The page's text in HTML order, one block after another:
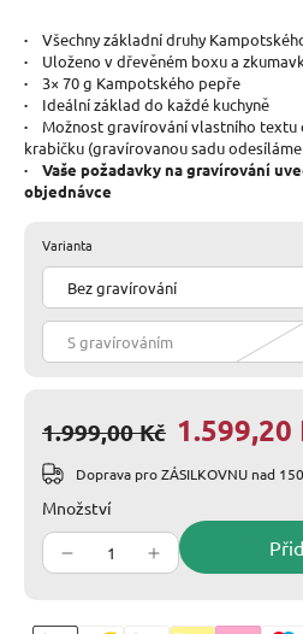
·
Všechny základní druhy
·
Uloženo v dřevěném boxu a
·
3× 70 g Kampotského pepře
·
Ideální základ do každé kuchyně
·
Možnost gravírování vlastního textu
krabičku (gravírovanou sadu
· Vaše požadavky na gravírování
objednávce
Varianta
Bez gravírování
S gravírováním
1.999,00 Kč 1.599,20
Doprava pro ZÁSILKOVNU nad
Množství